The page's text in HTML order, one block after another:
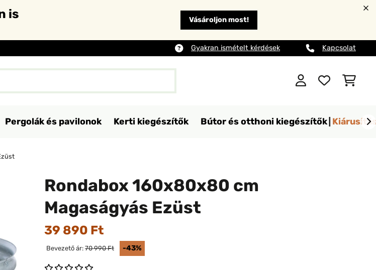
is Vásároljon most!
Gyakran ismételt kérdések Kapcsolat
Pergolák és pavilonok Kerti kiegészítők Bútor és otthoni kiegészítők
Rondabox 160x80x80 cm
Magaságyás Ezüst
39 890 Ft
Bevezető ár: 70 990 Ft -43%